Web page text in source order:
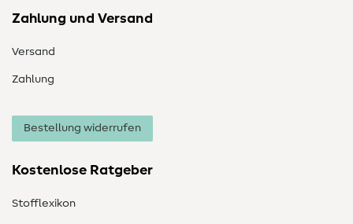
Zahlung und Versand
Versand
Zahlung
Bestellung widerrufen
Kostenlose Ratgeber
Stofflexikon